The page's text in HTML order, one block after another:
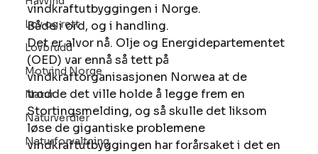
Lov og rett
Lovbrudd
Motvind Norge
Natur
Naturverdier
Naturforvaltning
vindkraftutbyggingen i Norge.
Både i ord, og i handling.
Det er alvor nå. Olje og Energidepartementet
(OED) var ennå så tett på
vindkraftorganisasjonen Norwea at de
trodde det ville holde å legge frem en
Stortingsmelding, og så skulle det liksom
løse de gigantiske problemene
vindkraftutbyggingen har forårsaket i det en